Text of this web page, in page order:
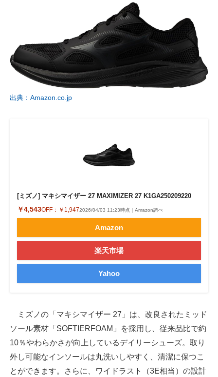
出典：Amazon.co.jp
[ミズノ] マキシマイザー 27 MAXIMIZER 27 K1GA250209220
￥4,543OFF： ￥1,9472026/04/03 11:23時点｜Amazon調べ
Amazon
楽天市場
Yahoo
ミズノの「マキシマイザー 27」は、改良されたミッド
ソール素材「SOFTIERFOAM」を採用し、従来品比で約
10％やわらかさが向上しているデイリーシューズ。取り
外し可能なインソールは丸洗いしやすく、清潔に保つこ
とができます。さらに、ワイドラスト（3E相当）の設計